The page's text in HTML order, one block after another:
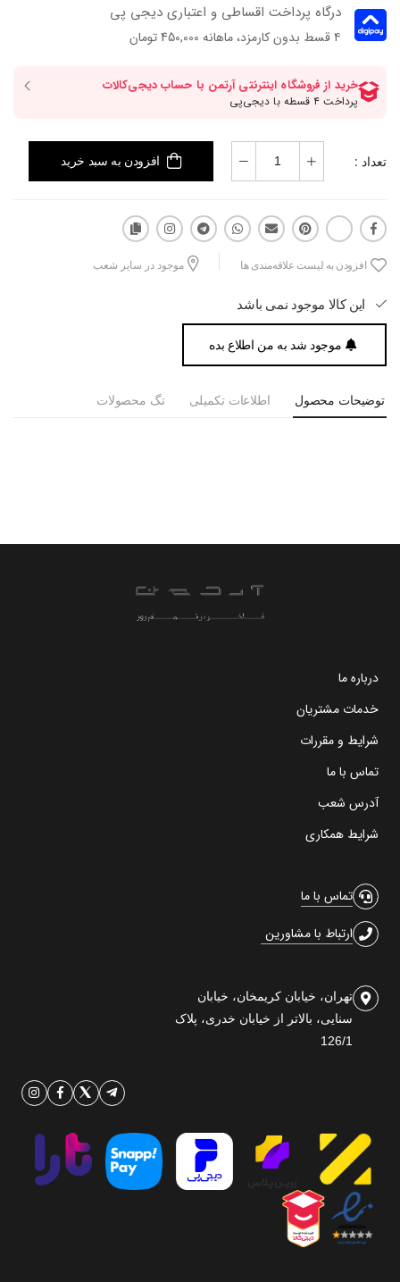
درگاه پرداخت اقساطی و اعتباری دیجی پی
۴ قسط بدون کارمزد، ماهانه 450,000 تومان
تعداد : افزودن به سبد خرید
افزودن به لیست علاقه‌مندی ها موجود در سایر شعب
این کالا موجود نمی باشد
موجود شد به من اطلاع بده
توضیحات محصول اطلاعات تکمیلی تگ محصولات
درباره ما
خدمات مشتریان
شرایط و مقررات
تماس با ما
آدرس شعب
شرایط همکاری
تماس با ما
ارتباط با مشاورین
تهران، خیابان کریمخان، خیابان
سنایی، بالاتر از خیابان خدری، پلاک
126/1